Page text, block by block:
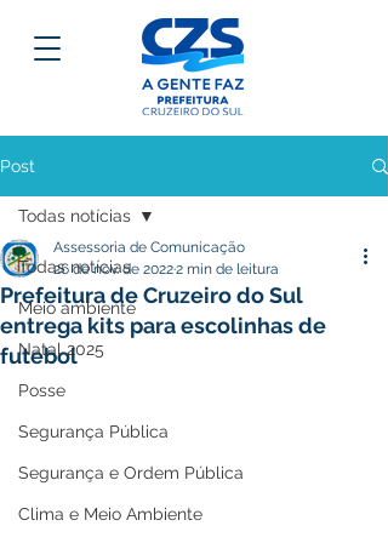
Post
Todas notícias
Meio ambiente
Natal 2025
Posse
Segurança Pública
Segurança e Ordem Pública
Clima e Meio Ambiente
Todas notícias
Prefeitura de Cruzeiro do Sul
entrega kits para escolinhas de
futebol
Assessoria de Comunicação
26 de nov. de 20222 min de leitura